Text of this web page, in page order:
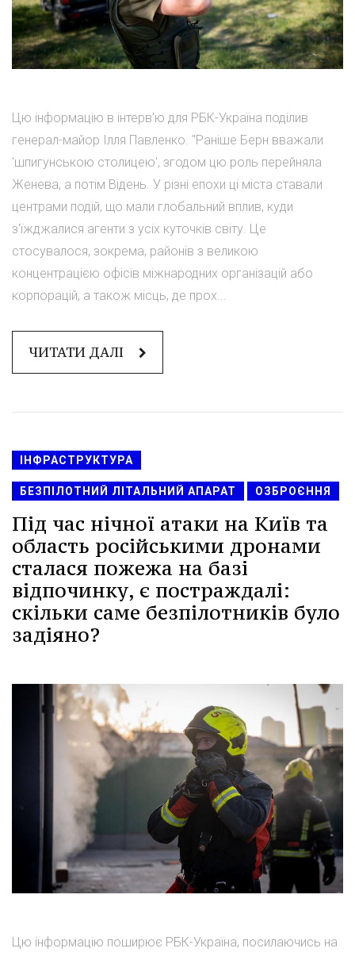
Цю інформацію в інтерв'ю для РБК-Україна поділив
генерал-майор Ілля Павленко. "Раніше Берн вважали
'шпигунською столицею', згодом цю роль перейняла
Женева, а потім Відень. У різні епохи ці міста ставали
центрами подій, що мали глобальний вплив, куди
з'їжджалися агенти з усіх куточків світу. Це
стосувалося, зокрема, районів з великою
концентрацією офісів міжнародних організацій або
корпорацій, а також місць, де прох...
ЧИТАТИ ДАЛІ
ІНФРАСТРУКТУРА
БЕЗПІЛОТНИЙ ЛІТАЛЬНИЙ АПАРАТ ОЗБРОЄННЯ
Під час нічної атаки на Київ та
область російськими дронами
сталася пожежа на базі
відпочинку, є постраждалі:
скільки саме безпілотників було
задіяно?
Цю інформацію поширює РБК-Україна, посилаючись на